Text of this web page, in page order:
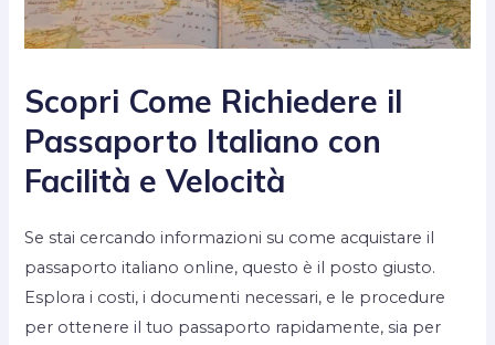
Scopri Come Richiedere il
Passaporto Italiano con
Facilità e Velocità
Se stai cercando informazioni su come acquistare il
passaporto italiano online, questo è il posto giusto.
Esplora i costi, i documenti necessari, e le procedure
per ottenere il tuo passaporto rapidamente, sia per